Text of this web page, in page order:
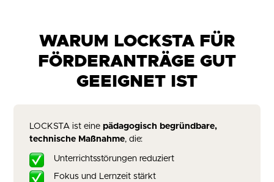
WARUM LOCKSTA FÜR
FÖRDERANTRÄGE GUT
GEEIGNET IST
LOCKSTA ist eine pädagogisch begründbare,
technische Maßnahme, die:
Unterrichtsstörungen reduziert
Fokus und Lernzeit stärkt